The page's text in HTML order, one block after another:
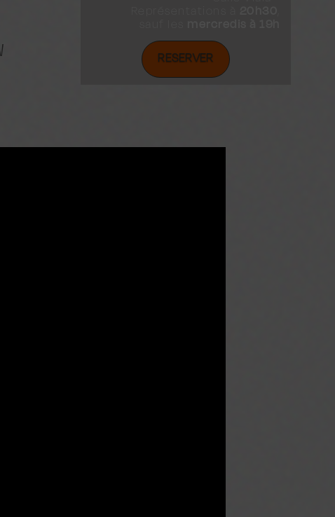
RESERVER